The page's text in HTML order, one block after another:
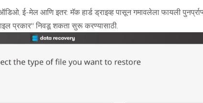
ई-मेल आणि इतर: मॅक हार्ड ड्राइव्ह पासून गमावलेला फायली
प्रकार" निवडू शकता सुरू करण्यासाठी.